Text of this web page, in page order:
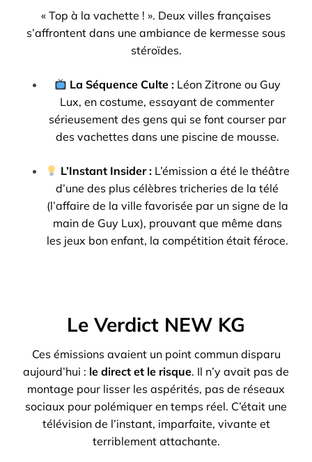
« Top à la vachette ! ». Deux villes françaises
s’affrontent dans une ambiance de kermesse sous
stéroïdes.
La Séquence Culte :Léon Zitrone ou Guy
Lux, en costume, essayant de commenter
sérieusement des gens qui se font courser par
des vachettes dans une piscine de mousse.
L’Instant Insider :L’émission a été le théâtre
d’une des plus célèbres tricheries de la télé
(l’affaire de la ville favorisée par un signe de la
main de Guy Lux), prouvant que même dans
les jeux bon enfant, la compétition était féroce.
Le Verdict NEW KG
Ces émissions avaient un point commun disparu
aujourd’hui : le direct et le risque. Il n’y avait pas de
montage pour lisser les aspérités, pas de réseaux
sociaux pour polémiquer en temps réel. C’était une
télévision de l’instant, imparfaite, vivante et
terriblement attachante.